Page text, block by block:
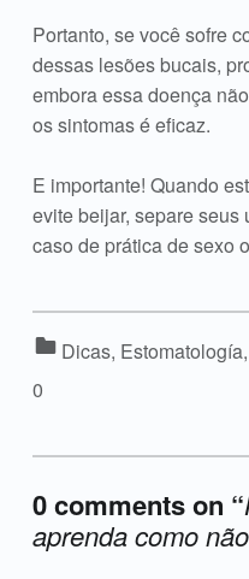
Portanto, se você sofre
dessas lesões bucais,
embora essa doença
os sintomas é eficaz.
E importante! Quando
evite beijar, separe
caso de prática de sexo
Dicas, Estomatología,
0
0 comments on “
aprenda como